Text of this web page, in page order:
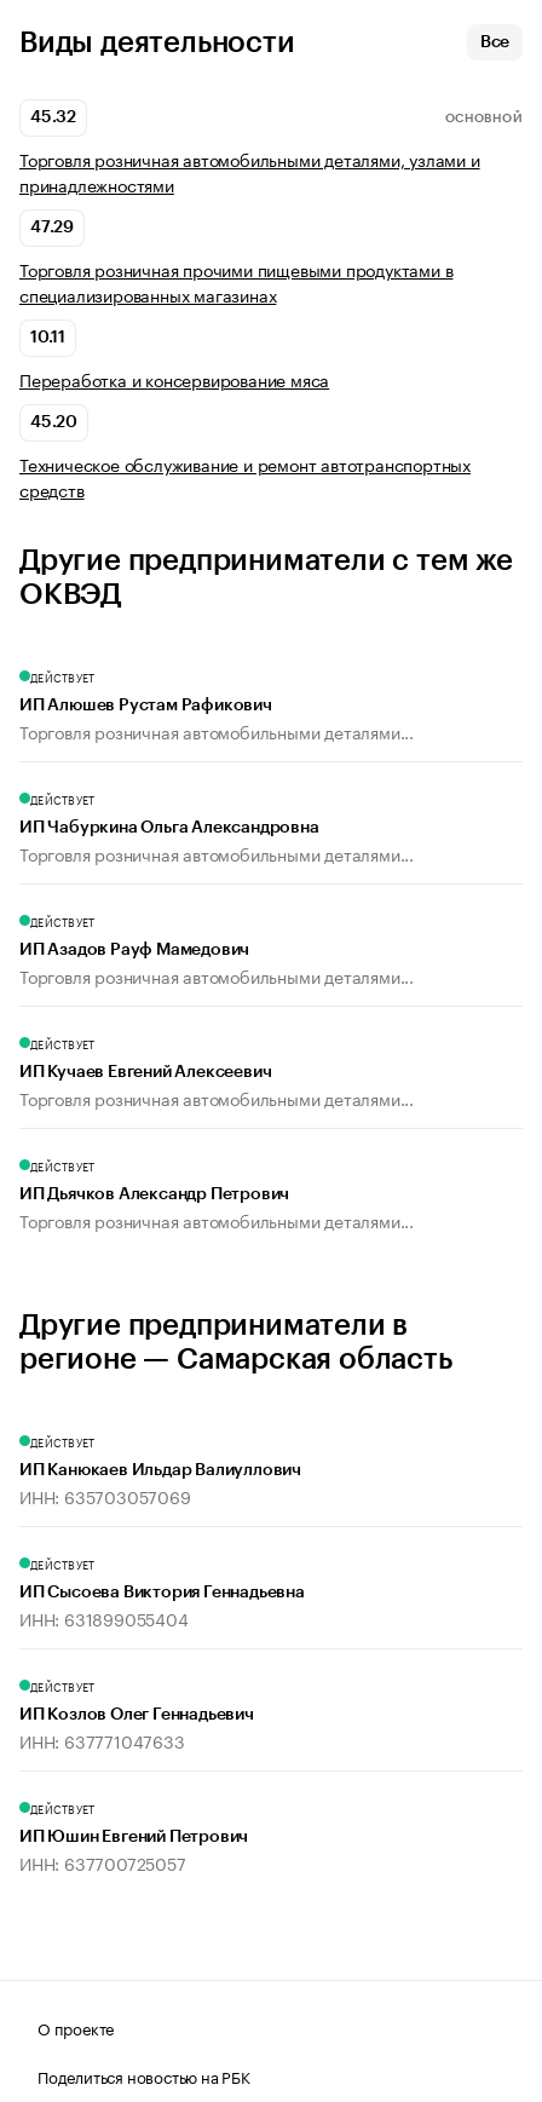
Виды деятельности Все
45.32 ОСНОВНОЙ
Торговля розничная автомобильными деталями, узлами и
принадлежностями
47.29
Торговля розничная прочими пищевыми продуктами в
специализированных магазинах
10.11
Переработка и консервирование мяса
45.20
Техническое обслуживание и ремонт автотранспортных
средств
Другие предприниматели с тем же
ОКВЭД
ДЕЙСТВУЕТ
ИП Алюшев Рустам Рафикович
Торговля розничная автомобильными деталями...
ДЕЙСТВУЕТ
ИП Чабуркина Ольга Александровна
Торговля розничная автомобильными деталями...
ДЕЙСТВУЕТ
ИП Азадов Рауф Мамедович
Торговля розничная автомобильными деталями...
ДЕЙСТВУЕТ
ИП Кучаев Евгений Алексеевич
Торговля розничная автомобильными деталями...
ДЕЙСТВУЕТ
ИП Дьячков Александр Петрович
Торговля розничная автомобильными деталями...
Другие предприниматели в
регионе — Самарская область
ДЕЙСТВУЕТ
ИП Канюкаев Ильдар Валиуллович
ИНН: 635703057069
ДЕЙСТВУЕТ
ИП Сысоева Виктория Геннадьевна
ИНН: 631899055404
ДЕЙСТВУЕТ
ИП Козлов Олег Геннадьевич
ИНН: 637771047633
ДЕЙСТВУЕТ
ИП Юшин Евгений Петрович
ИНН: 637700725057
О проекте
Поделиться новостью на РБК